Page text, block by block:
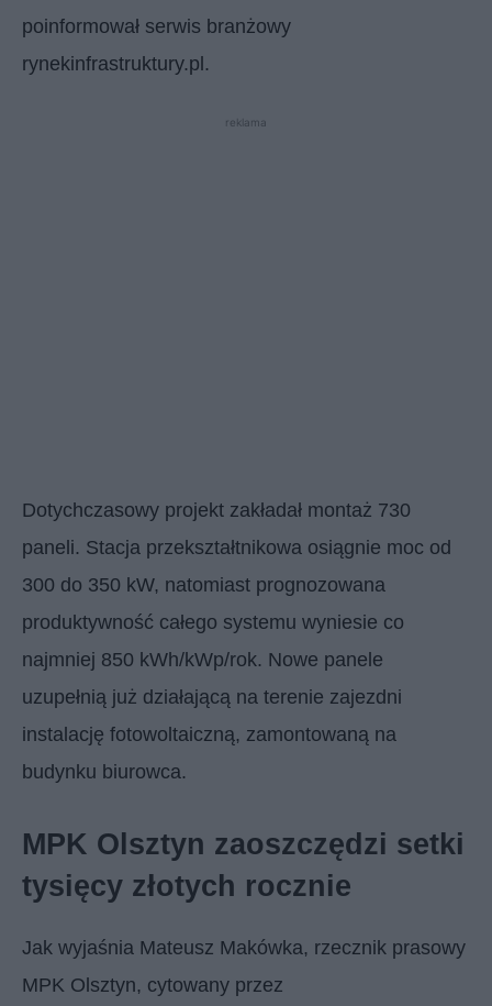
poinformował serwis branżowy
rynekinfrastruktury.pl.
reklama
Dotychczasowy projekt zakładał montaż 730
paneli. Stacja przekształtnikowa osiągnie moc od
300 do 350 kW, natomiast prognozowana
produktywność całego systemu wyniesie co
najmniej 850 kWh/kWp/rok. Nowe panele
uzupełnią już działającą na terenie zajezdni
instalację fotowoltaiczną, zamontowaną na
budynku biurowca.
MPK Olsztyn zaoszczędzi setki
tysięcy złotych rocznie
Jak wyjaśnia Mateusz Makówka, rzecznik prasowy
MPK Olsztyn, cytowany przez